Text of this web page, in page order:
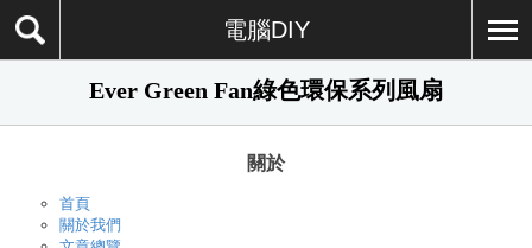
電腦DIY
Ever Green Fan綠色環保系列風扇
關於
首頁
關於我們